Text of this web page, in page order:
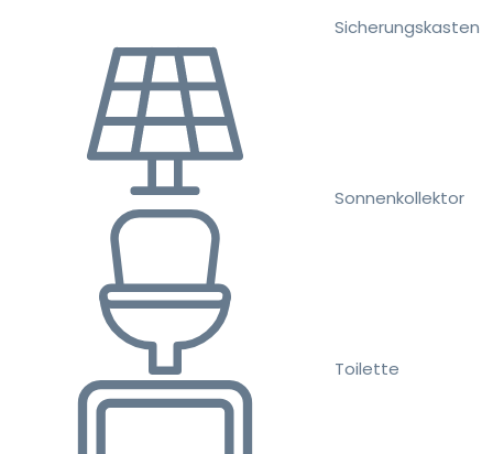
Sicherungskasten
Sonnenkollektor
Toilette